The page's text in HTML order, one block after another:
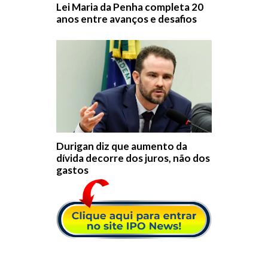
Lei Maria da Penha completa 20
anos entre avanços e desafios
Durigan diz que aumento da
dívida decorre dos juros, não dos
gastos